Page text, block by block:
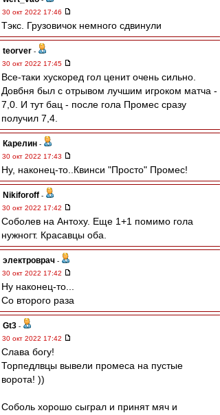
30 окт 2022 17:46
Тэкс. Грузовичок немного сдвинули
teorver -
30 окт 2022 17:45
Все-таки хускоред гол ценит очень сильно.
Довбня был с отрывом лучшим игроком матча -
7,0. И тут бац - после гола Промес сразу
получил 7,4.
Карелин -
30 окт 2022 17:43
Ну, наконец-то..Квинси "Просто" Промес!
Nikiforoff -
30 окт 2022 17:42
Соболев на Антоху. Еще 1+1 помимо гола
нужногт. Красавцы оба.
электроврач -
30 окт 2022 17:42
Ну наконец-то...
Со второго раза
Gt3 -
30 окт 2022 17:42
Слава богу!
Торпедлвцы вывели промеса на пустые
ворота! ))
Соболь хорошо сыграл и принят мяч и